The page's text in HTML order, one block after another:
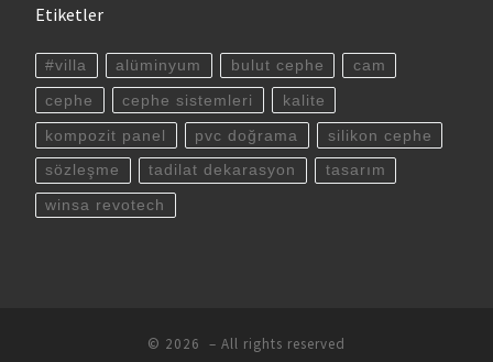
Etiketler
#villa alüminyum bulut cephe cam
cephe cephe sistemleri kalite
kompozit panel pvc doğrama silikon cephe
sözleşme tadilat dekarasyon tasarım
winsa revotech
© 2026 – All rights reserved